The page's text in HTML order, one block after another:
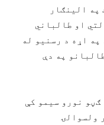
ولایت په الینګار
او طالباني
اړه د رسنیو له
په دې
ګڼو نورو سیمو کې
ولسوالۍ